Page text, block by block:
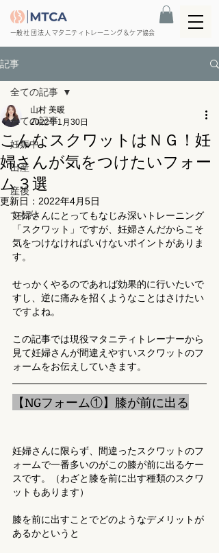
​一般社団法人 マタニティトレーニング＆ケア協会
記事
全ての記事
妊娠中
出産
産後
つわり
全ての記事
こんなスクワットはＮＧ！妊
婦さんが気をつけたいフォー
ム３選
山村 美暖
2022年1月30日
更新日： 2022年4月5日
妊婦さんにとってもなじみ深いトレーニング
「スクワット」ですが、妊婦さんだからこそ
気をつけなければいけないポイントがありま
す。
せっかくやるのであれば効果的に行いたいで
すし、逆に痛みを招くようなことはさけたい
ですよね。
この記事では現役マタニティトレーナーから
見て妊婦さんが間違えやすいスクワットのフ
ォームをお伝えしていきます。
【NGフォーム①】膝が前に出る
妊婦さんに限らず、間違ったスクワットのフ
ォームで一番多いのがこの膝が前に出るケー
スです。（わざと膝を前に出す種類のスクワ
ットもあります）
膝を前に出すことでどのようなデメリットが
あるかというと